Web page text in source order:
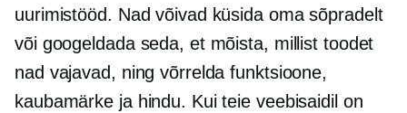
uurimistööd. Nad võivad küsida oma sõpradelt
või googeldada seda, et mõista, millist toodet
nad vajavad, ning võrrelda funktsioone,
kaubamärke ja hindu. Kui teie veebisaidil on